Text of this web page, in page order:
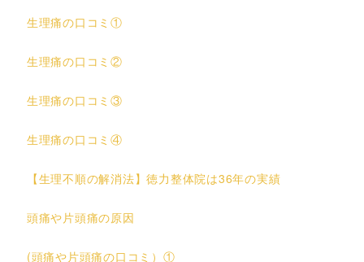
生理痛の口コミ①
生理痛の口コミ②
生理痛の口コミ③
生理痛の口コミ④
【生理不順の解消法】徳力整体院は36年の実績
頭痛や片頭痛の原因
(頭痛や片頭痛の口コミ）①